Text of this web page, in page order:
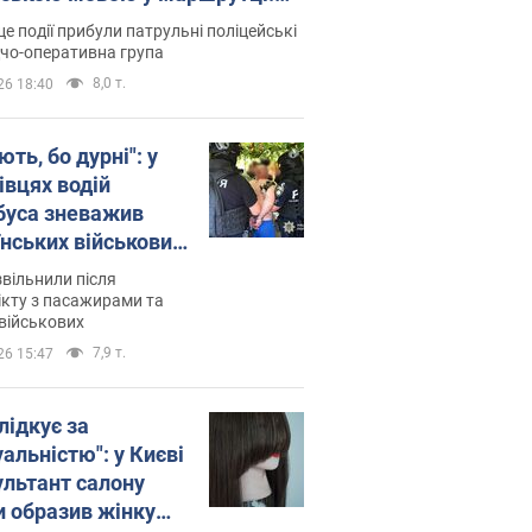
склала адмінпротокол.
події прибули патрульні поліцейські
оперативна група
18:40 8,0 т.
бо дурні": у
водій
зневажив
військових
Відео
після
з пасажирами та
15:47 7,9 т.
за
у Києві
салону
образив жінку